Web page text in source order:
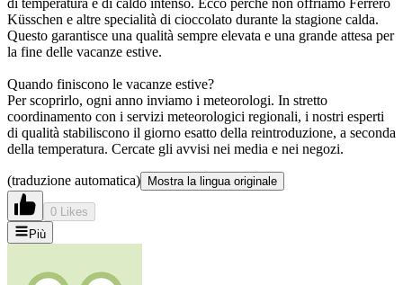
Küsschen e altre specialità di cioccolato durante la stagione calda.
Questo garantisce una qualità sempre elevata e una grande attesa per
la fine delle vacanze estive.
Quando finiscono le vacanze estive?
Per scoprirlo, ogni anno inviamo i meteorologi. In stretto
coordinamento con i servizi meteorologici regionali, i nostri esperti
di qualità stabiliscono il giorno esatto della reintroduzione, a seconda
della temperatura. Cercate gli avvisi nei media e nei negozi.
(traduzione automatica) Mostra la lingua originale
0 Likes
Più